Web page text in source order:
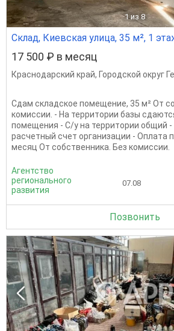
1 из 8
Склад, Киевская улица, 35 м², 1
17 500 ₽ в месяц
Краснодарский край, Городской округ
Сдам складское помещение, 35 м² От
комиссии. - На территории базы
помещения - С/у на территории общий -
расчетный счет организации - Оплата
месяц От собственника. Без комиссии.
Агентство
регионального
развития
07.08
Позвонить